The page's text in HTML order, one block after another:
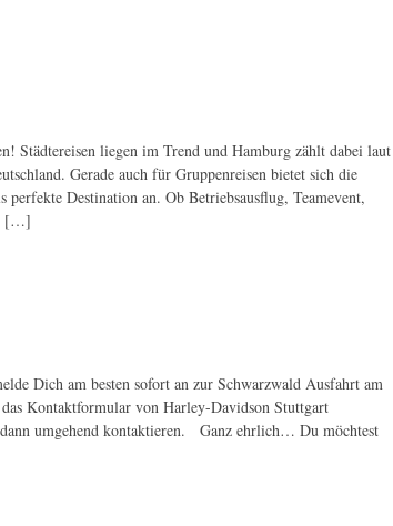
Städtereisen liegen im Trend und Hamburg zählt dabei laut
Gerade auch für Gruppenreisen bietet sich die
Destination an. Ob Betriebsausflug, Teamevent,
[…]
Dich am besten sofort an zur Schwarzwald Ausfahrt am
Kontaktformular von Harley-Davidson Stuttgart
umgehend kontaktieren. Ganz ehrlich… Du möchtest